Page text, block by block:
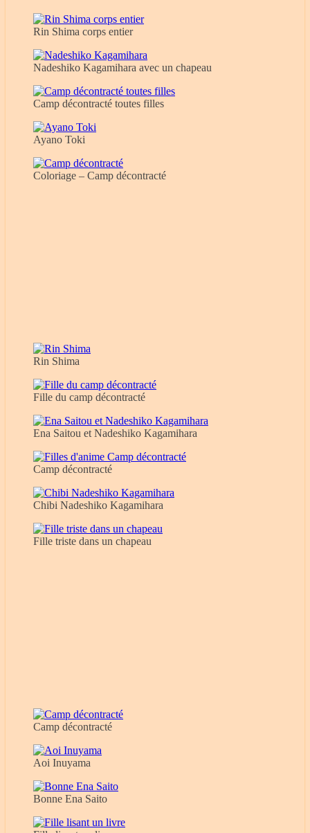
Rin Shima corps entier
Nadeshiko Kagamihara avec un chapeau
Camp décontracté toutes filles
Ayano Toki
Coloriage – Camp décontracté
Rin Shima
Fille du camp décontracté
Ena Saitou et Nadeshiko Kagamihara
Camp décontracté
Chibi Nadeshiko Kagamihara
Fille triste dans un chapeau
Camp décontracté
Aoi Inuyama
Bonne Ena Saito